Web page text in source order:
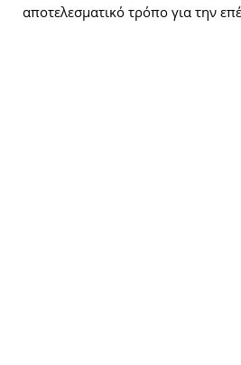
αποτελεσματικό τρόπο για την